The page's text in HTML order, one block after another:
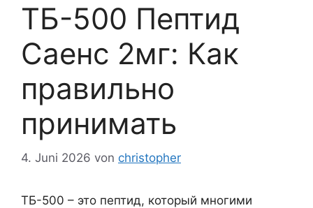
ТБ-500 Пептид
Саенс 2мг: Как
правильно
принимать
4. Juni 2026 von christopher
ТБ-500 – это пептид, который многими